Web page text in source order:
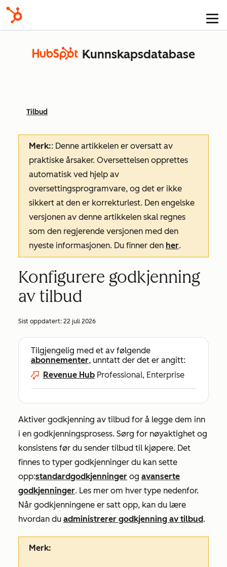
Kunnskapsdatabase
Tilbud
Merk:: Denne artikkelen er oversatt av
praktiske årsaker. Oversettelsen opprettes
automatisk ved hjelp av
oversettingsprogramvare, og det er ikke
sikkert at den er korrekturlest. Den engelske
versjonen av denne artikkelen skal regnes
som den regjerende versjonen med den
nyeste informasjonen. Du finner den her.
Konfigurere godkjenning
av tilbud
Sist oppdatert: 22 juli 2026
Tilgjengelig med et av følgende
abonnementer, unntatt der det er angitt:
Revenue Hub Professional, Enterprise
Aktiver godkjenning av tilbud for å legge dem inn
i en godkjenningsprosess. Sørg for nøyaktighet og
konsistens før du sender tilbud til kjøpere. Det
finnes to typer godkjenninger du kan sette
opp:standardgodkjenninger og avanserte
godkjenninger. Les mer om hver type nedenfor.
Når godkjenningene er satt opp, kan du lære
hvordan du administrerer godkjenning av tilbud.
Merk: